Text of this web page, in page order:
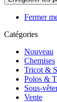
Fermer
Catégories
Nouveau
Chemises
Tricot &
Polos &
Sous-
Vente